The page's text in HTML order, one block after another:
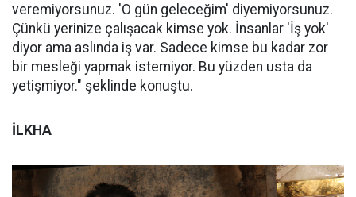
veremiyorsunuz. 'O gün geleceğim' diyemiyorsunuz.
Çünkü yerinize çalışacak kimse yok. İnsanlar 'İş yok'
diyor ama aslında iş var. Sadece kimse bu kadar zor
bir mesleği yapmak istemiyor. Bu yüzden usta da
yetişmiyor." şeklinde konuştu.
İLKHA